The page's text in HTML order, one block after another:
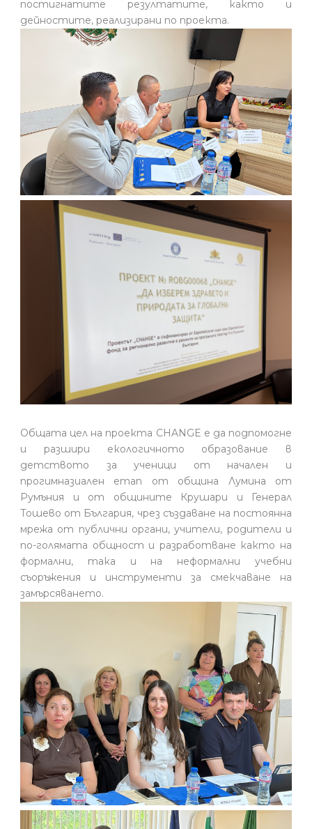
постигнатите резултатите, както и
дейностите, реализирани по проекта.
Общата цел на проекта CHANGE е да подпомогне
и разшири екологичното образование в
детството за ученици от начален и
прогимназиален етап от община Лумина от
Румъния и от общините Крушари и Генерал
Тошево от България, чрез създаване на постоянна
мрежа от публични органи, учители, родители и
по-голямата общност и разработване както на
формални, така и на неформални учебни
съоръжения и инструменти за смекчаване на
замърсяването.